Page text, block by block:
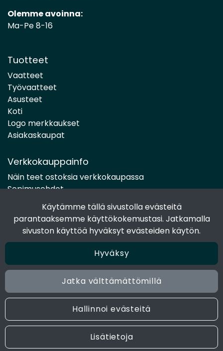
Käytämme tällä sivustolla evästeitä
parantaaksemme käyttökokemustasi. Jatkamalla
sivuston käyttöä hyväksyt evästeiden käytön.
Hyväksy
Jatka välttämättömillä
Hallinnoi evästeitä
Lisätietoja
Olemme avoinna:
Ma-Pe 8-16
Tuotteet
Vaatteet
Työvaatteet
Asusteet
Koti
Logo merkkaukset
Asiakaskaupat
Verkkokauppainfo
Näin teet ostoksia verkkokaupassa
Sopimusehdot
Toimitustavat
Maksutavat
Tietosuojaseloste
Seuraa sosiaalisessa mediassa
Facebook
Instagram
© 2024 Joen Tukkutiimi. All rights reserved. Site by